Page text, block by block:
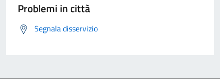
Problemi in città
Segnala disservizio